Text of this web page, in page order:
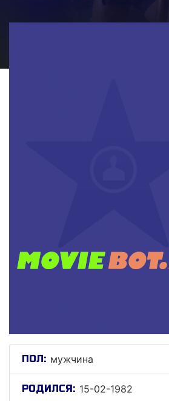
ПОЛ: мужчина
РОДИЛСЯ: 15-02-1982